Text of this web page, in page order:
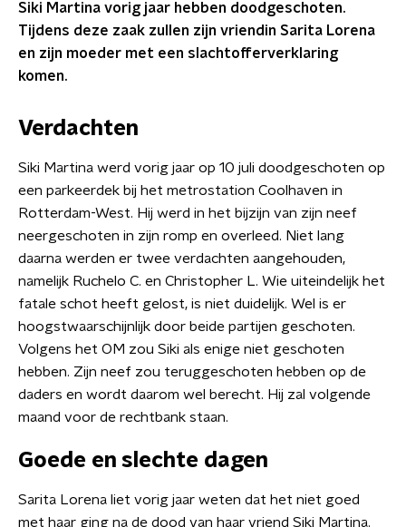
Siki Martina vorig jaar hebben doodgeschoten.
Tijdens deze zaak zullen zijn vriendin Sarita Lorena
en zijn moeder met een slachtofferverklaring
komen.
Verdachten
Siki Martina werd vorig jaar op 10 juli doodgeschoten op
een parkeerdek bij het metrostation Coolhaven in
Rotterdam-West. Hij werd in het bijzijn van zijn neef
neergeschoten in zijn romp en overleed. Niet lang
daarna werden er twee verdachten aangehouden,
namelijk Ruchelo C. en Christopher L. Wie uiteindelijk het
fatale schot heeft gelost, is niet duidelijk. Wel is er
hoogstwaarschijnlijk door beide partijen geschoten.
Volgens het OM zou Siki als enige niet geschoten
hebben. Zijn neef zou teruggeschoten hebben op de
daders en wordt daarom wel berecht. Hij zal volgende
maand voor de rechtbank staan.
Goede en slechte dagen
Sarita Lorena liet vorig jaar weten dat het niet goed
met haar ging na de dood van haar vriend Siki Martina.